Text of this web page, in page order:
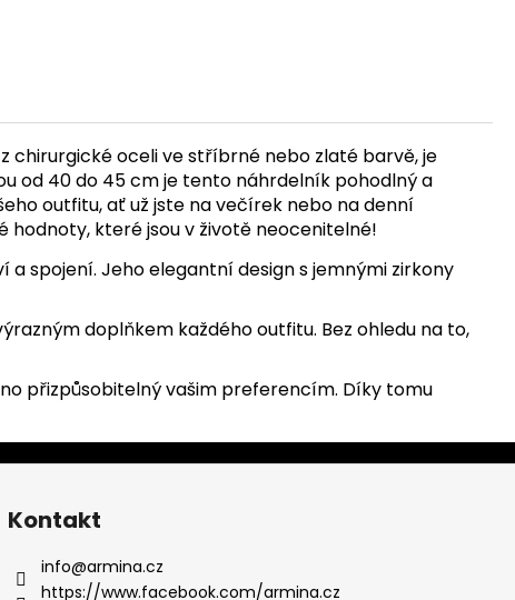
chirurgické oceli ve stříbrné nebo zlaté barvě, je
od 40 do 45 cm je tento náhrdelník pohodlný a
outfitu, ať už jste na večírek nebo na denní
které jsou v životě neocenitelné!
spojení. Jeho elegantní design s jemnými zirkony
doplňkem každého outfitu. Bez ohledu na to,
přizpůsobitelný vašim preferencím. Díky tomu
Kontakt
info@armina.cz
https://www.facebook.com/armina.cz